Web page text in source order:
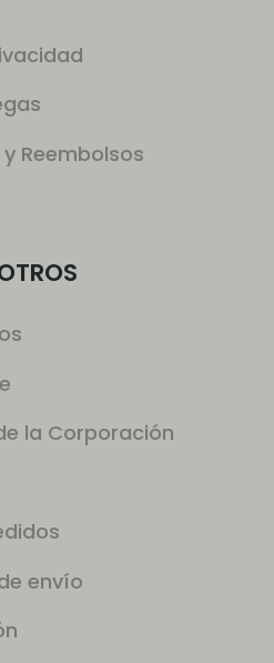
Reembolsos
la Corporación
envío